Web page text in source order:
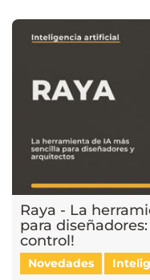
Raya - La
para
control!
Novedades